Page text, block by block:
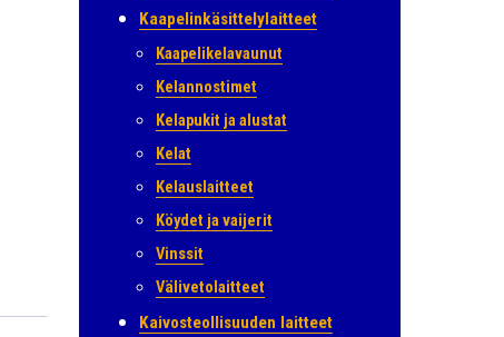
Kaapelinkäsittelylaitteet
Kaapelikelavaunut
Kelannostimet
Kelapukit ja alustat
Kelat
Kelauslaitteet
Köydet ja vaijerit
Vinssit
Välivetolaitteet
Kaivosteollisuuden laitteet